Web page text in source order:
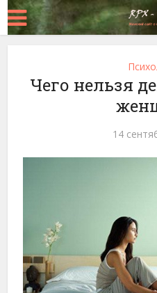
Чего нельзя
14